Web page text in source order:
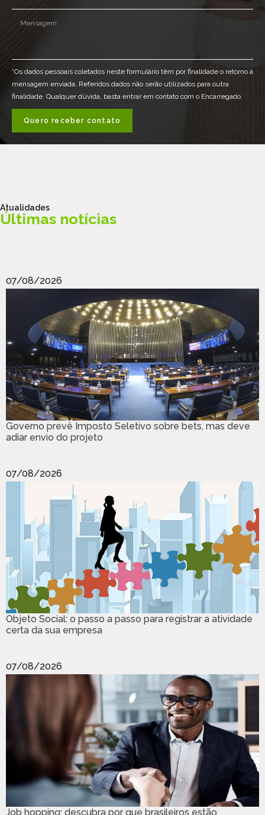
*Os dados pessoais coletados neste formulário têm por finalidade o retorno à
mensagem enviada. Referidos dados não serão utilizados para outra
finalidade. Qualquer dúvida, basta entrar em contato com o Encarregado.
Quero receber contato
Atualidades
Últimas notícias
07/08/2026
Governo prevê Imposto Seletivo sobre bets, mas deve
adiar envio do projeto
07/08/2026
Objeto Social: o passo a passo para registrar a atividade
certa da sua empresa
07/08/2026
Job hopping: descubra por que brasileiros estão